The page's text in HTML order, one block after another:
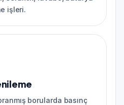
işleri.
borularda basınç